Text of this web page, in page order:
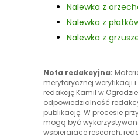
Nalewka z
Nalewka z
Nalewka z
Nota redakcyjna:
merytorycznej weryfikacji
redakcję Kamil w
odpowiedzialność
publikację. W procesie
mogą być
wspierające research,